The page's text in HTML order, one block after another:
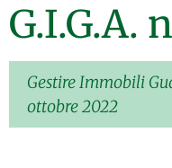
G.I.G.A.
Gestire Immobili
ottobre 2022